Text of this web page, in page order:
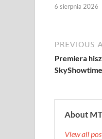
6 sierpnia 2026
PREVIOUS
Premiera
SkyShowtime
About MT
View all